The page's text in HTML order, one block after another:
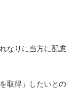
なりに当方に配慮
取得」したいとの